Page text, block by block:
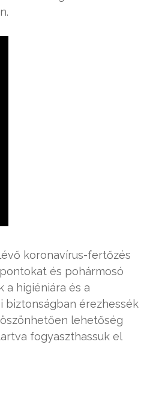
koronavírus-fertőzés
és pohármosó
a higiéniára és a
érezhessék
lehetőség
fogyaszthassuk el